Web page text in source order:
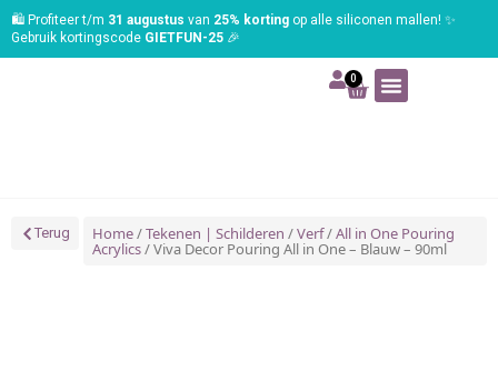
🛍️ Profiteer t/m 31 augustus van 25% korting op alle siliconen mallen! ✨
Gebruik kortingscode GIETFUN-25 🎉
0
Terug Home/Tekenen | Schilderen /Verf/All in One Pouring
Acrylics/ Viva Decor Pouring All in One – Blauw – 90ml